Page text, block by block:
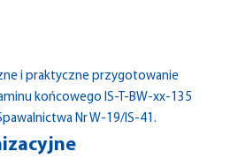
i praktyczne przygotowanie
końcowego IS-T-BW-xx-135
Nr W-19/IS-41.